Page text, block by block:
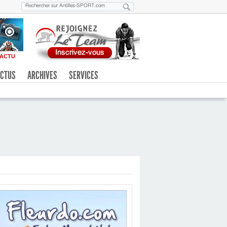
ARCHIVES SERVICES